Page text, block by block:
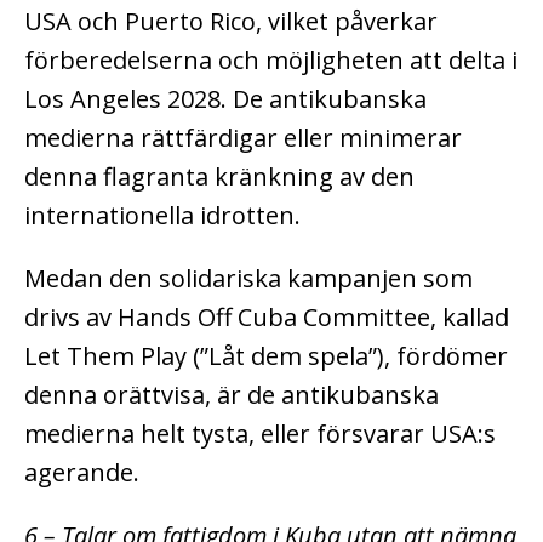
USA och Puerto Rico, vilket påverkar
förberedelserna och möjligheten att delta i
Los Angeles 2028. De antikubanska
medierna rättfärdigar eller minimerar
denna flagranta kränkning av den
internationella idrotten.
Medan den solidariska kampanjen som
drivs av Hands Off Cuba Committee, kallad
Let Them Play (”Låt dem spela”), fördömer
denna orättvisa, är de antikubanska
medierna helt tysta, eller försvarar USA:s
agerande.
6 – Talar om fattigdom i Kuba utan att nämna